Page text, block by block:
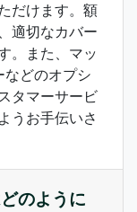
だけます。額
適切なカバー
。また、マッ
などのオプシ
タマーサービ
うお手伝いさ
のように